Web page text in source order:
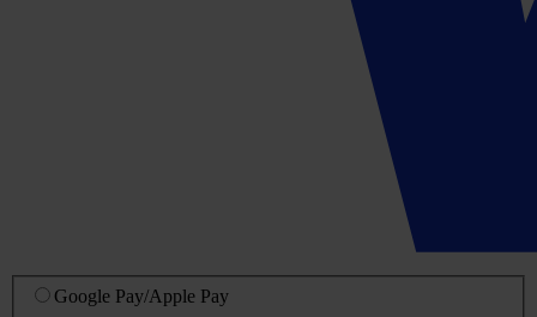
Google Pay/Apple Pay